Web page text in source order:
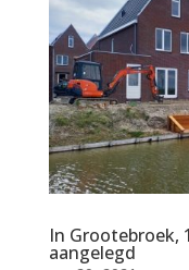
In Grootebroek,
aangelegd